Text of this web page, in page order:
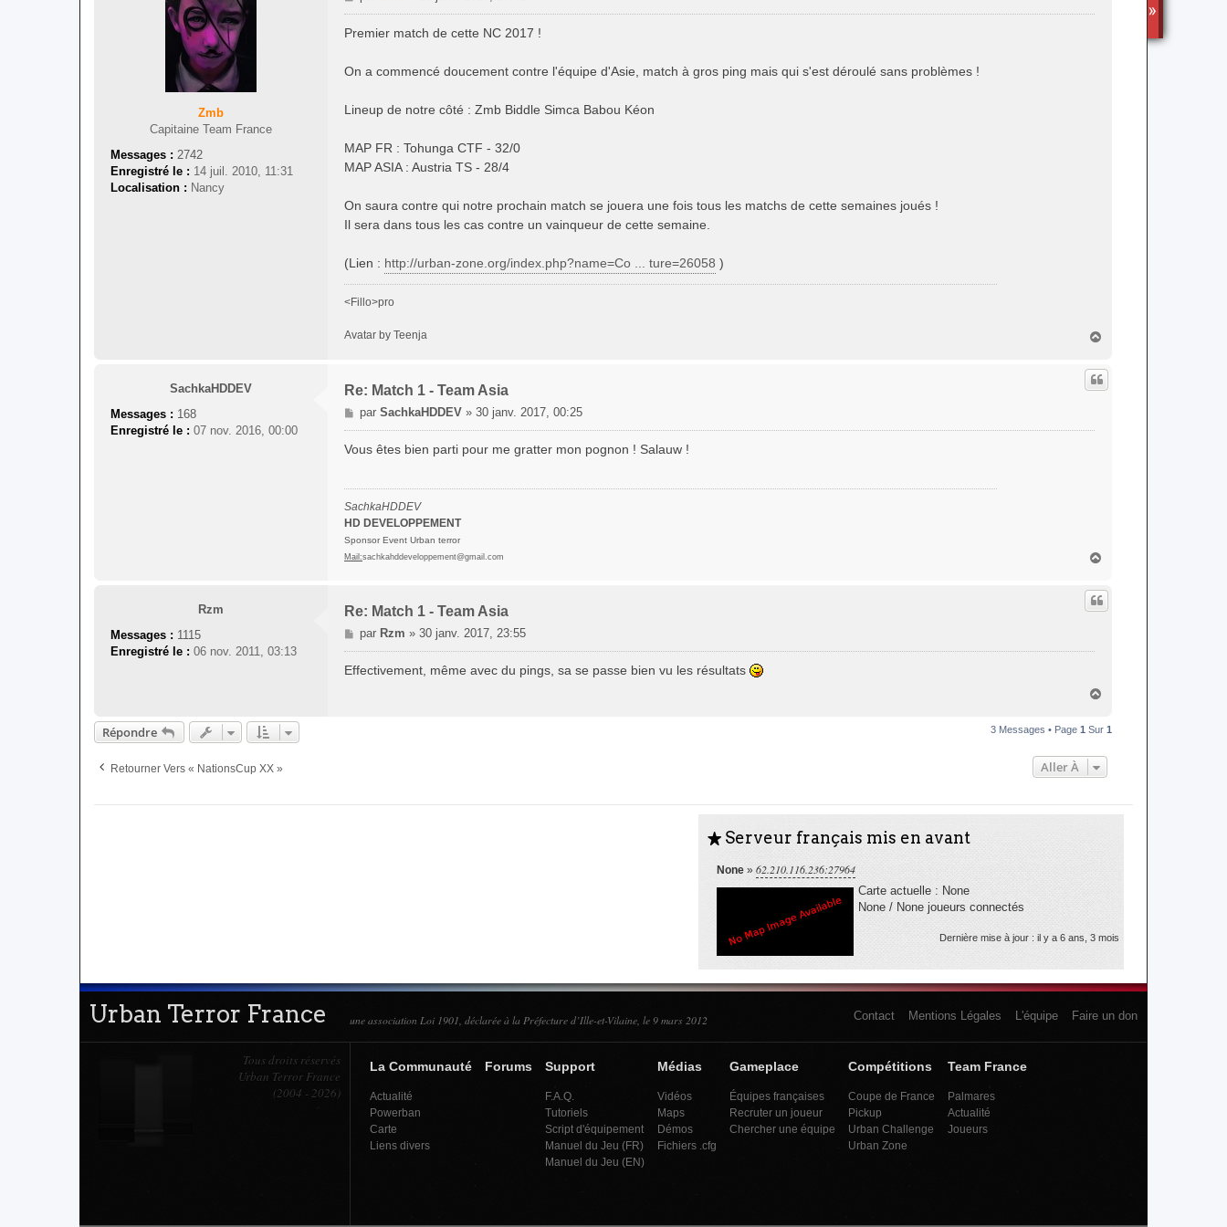
Zmb
Capitaine Team France
Messages : 2742
Enregistré le : 14 juil. 2010, 11:31
Localisation : Nancy
e
g
Premier match de cette NC 2017 !
On a commencé doucement contre l'équipe d'Asie, match à gros ping mais qui s'est déroulé sans problèmes !
Lineup de notre côté : Zmb Biddle Simca Babou Kéon
MAP FR : Tohunga CTF - 32/0
MAP ASIA : Austria TS - 28/4
On saura contre qui notre prochain match se jouera une fois tous les matchs de cette semaines joués !
Il sera dans tous les cas contre un vainqueur de cette semaine.
(Lien : http://urban-zone.org/index.php?name=Co ... ture=26058 )
<Fillo>pro
Avatar by Teenja
u
t
SachkaHDDEV
Messages : 168
Enregistré le : 07 nov. 2016, 00:00
Re: Match 1 - Team Asia
M
e
g
e
par SachkaHDDEV» 30 janv. 2017, 00:25
Vous êtes bien parti pour me gratter mon pognon ! Salauw !
SachkaHDDEV
HD DEVELOPPEMENT
Sponsor Event Urban terror
Mail:sachkahddeveloppement@gmail.com
u
t
Rzm
Messages : 1115
Enregistré le : 06 nov. 2011, 03:13
Re: Match 1 - Team Asia
M
e
s
par Rzm » 30 janv. 2017, 23:55
Effectivement, même avec du pings, sa se passe bien vu les résultats
u
Répondre 3 Messages • Page 1 Sur 1
Retourner Vers « NationsCup XX » Aller À
S Serveur français mis en avant
None » 62.210.116.236:27964
Carte actuelle : None
None / None joueurs connectés
Dernière mise à jour : il y a 6 ans, 3 mois
Urban Terror France une association Loi 1901, déclarée à la Préfecture d’Ille-et-Vilaine, le 9 mars 2012 Faire un don
L'équipe
Mentions Légales
Contact
Tous droits réservés
Urban Terror France
(2004 - 2026)
La Communauté
Actualité
Powerban
Carte
Liens divers
Forums Support
F.A.Q.
Tutoriels
Script d'équipement
Manuel du Jeu (FR)
Manuel du Jeu (EN)
Médias
Vidéos
Maps
Démos
Fichiers .cfg
Gameplace
Équipes françaises
Recruter un joueur
Chercher une équipe
Compétitions
Coupe de France
Pickup
Urban Challenge
Urban Zone
Team France
Palmares
Actualité
Joueurs